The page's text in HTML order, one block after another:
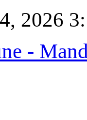
2026
-